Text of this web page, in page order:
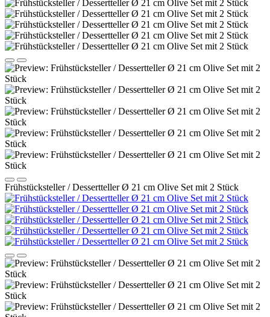
Frühstücksteller / Dessertteller Ø 21 cm Olive Set mit 2 Stück